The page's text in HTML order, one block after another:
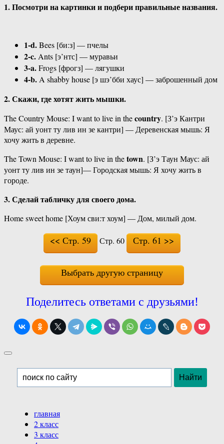
1. Посмотри на картинки и подбери правильные названия.
1-d.Bees [би:з] — пчелы
2-c. Ants [э’нтс] — муравьи
3-a.Frogs [фрогз] — лягушки
4-b. A shabby house [э шэ’бби хаус] — заброшенный дом
2. Скажи, где хотят жить мышки.
The Country Mouse: I want to live in thecountry. [З’э Кантри
Маус: ай уонт ту лив ин зе кантри] — Деревенская мышь: Я
хочу жить в деревне.
The Town Mouse: I want to live in thetown. [З’э Таун Маус: ай
уонт ту лив ин зе таун]— Городская мышь: Я хочу жить в
городе.
3. Сделай табличку для своего дома.
Home sweet home [Хоум сви:т хоум] — Дом, милый дом.
<< Стр. 59 Стр. 60 Стр. 61 >>
Выбрать другую страницу
Поделитесь ответами с друзьями!
главная
2 класс
3 класс